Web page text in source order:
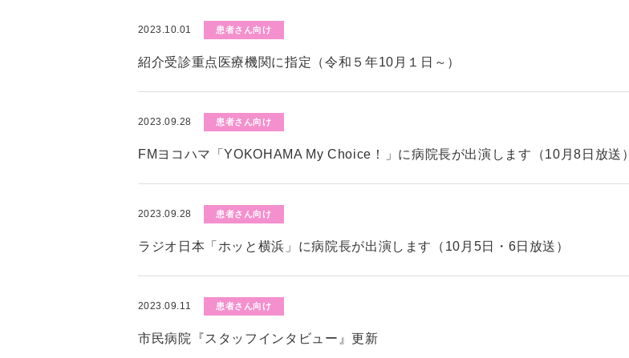
2023.10.01 患者さん向け
紹介受診重点医療機関に指定（令和５年10月１日～）
2023.09.28 患者さん向け
FMヨコハマ「YOKOHAMA My Choice！」に病院長が出演します（10月8日放送）
2023.09.28 患者さん向け
ラジオ日本「ホッと横浜」に病院長が出演します（10月5日・6日放送）
2023.09.11 患者さん向け
市民病院『スタッフインタビュー』更新